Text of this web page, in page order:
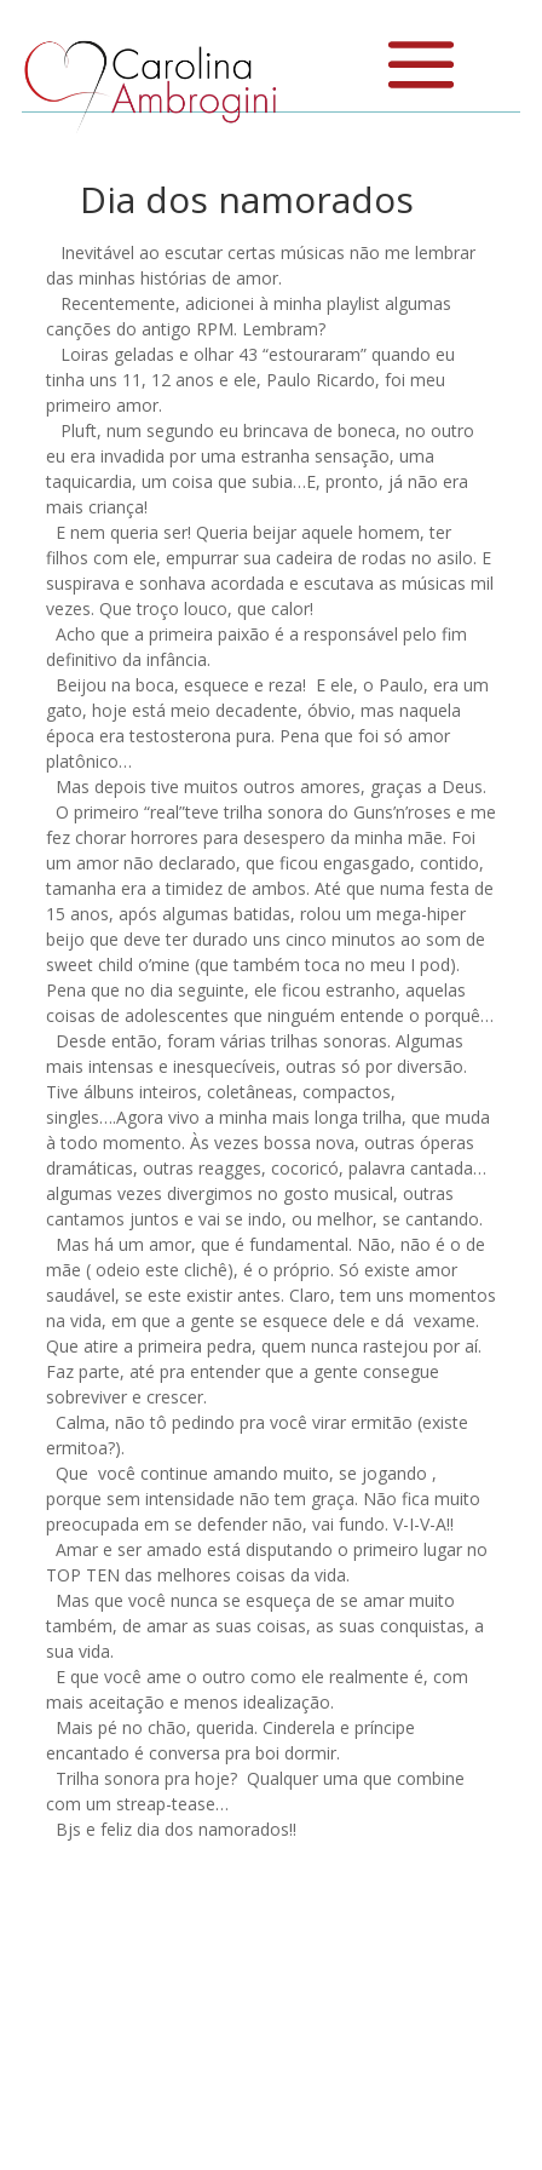
Dia dos namorados
Inevitável ao escutar certas músicas não me lembrar
das minhas histórias de amor.
Recentemente, adicionei à minha playlist algumas
canções do antigo RPM. Lembram?
Loiras geladas e olhar 43 “estouraram” quando eu
tinha uns 11, 12 anos e ele, Paulo Ricardo, foi meu
primeiro amor.
Pluft, num segundo eu brincava de boneca, no outro
eu era invadida por uma estranha sensação, uma
taquicardia, um coisa que subia…E, pronto, já não era
mais criança!
E nem queria ser! Queria beijar aquele homem, ter
filhos com ele, empurrar sua cadeira de rodas no asilo. E
suspirava e sonhava acordada e escutava as músicas mil
vezes. Que troço louco, que calor!
Acho que a primeira paixão é a responsável pelo fim
definitivo da infância.
Beijou na boca, esquece e reza! E ele, o Paulo, era um
gato, hoje está meio decadente, óbvio, mas naquela
época era testosterona pura. Pena que foi só amor
platônico…
Mas depois tive muitos outros amores, graças a Deus.
O primeiro “real”teve trilha sonora do Guns’n’roses e me
fez chorar horrores para desespero da minha mãe. Foi
um amor não declarado, que ficou engasgado, contido,
tamanha era a timidez de ambos. Até que numa festa de
15 anos, após algumas batidas, rolou um mega-hiper
beijo que deve ter durado uns cinco minutos ao som de
sweet child o’mine (que também toca no meu I pod).
Pena que no dia seguinte, ele ficou estranho, aquelas
coisas de adolescentes que ninguém entende o porquê…
Desde então, foram várias trilhas sonoras. Algumas
mais intensas e inesquecíveis, outras só por diversão.
Tive álbuns inteiros, coletâneas, compactos,
singles….Agora vivo a minha mais longa trilha, que muda
à todo momento. Às vezes bossa nova, outras óperas
dramáticas, outras reagges, cocoricó, palavra cantada…
algumas vezes divergimos no gosto musical, outras
cantamos juntos e vai se indo, ou melhor, se cantando.
Mas há um amor, que é fundamental. Não, não é o de
mãe ( odeio este clichê), é o próprio. Só existe amor
saudável, se este existir antes. Claro, tem uns momentos
na vida, em que a gente se esquece dele e dá vexame.
Que atire a primeira pedra, quem nunca rastejou por aí.
Faz parte, até pra entender que a gente consegue
sobreviver e crescer.
Calma, não tô pedindo pra você virar ermitão (existe
ermitoa?).
Que você continue amando muito, se jogando ,
porque sem intensidade não tem graça. Não fica muito
preocupada em se defender não, vai fundo. V-I-V-A!!
Amar e ser amado está disputando o primeiro lugar no
TOP TEN das melhores coisas da vida.
Mas que você nunca se esqueça de se amar muito
também, de amar as suas coisas, as suas conquistas, a
sua vida.
E que você ame o outro como ele realmente é, com
mais aceitação e menos idealização.
Mais pé no chão, querida. Cinderela e príncipe
encantado é conversa pra boi dormir.
Trilha sonora pra hoje? Qualquer uma que combine
com um streap-tease…
Bjs e feliz dia dos namorados!!